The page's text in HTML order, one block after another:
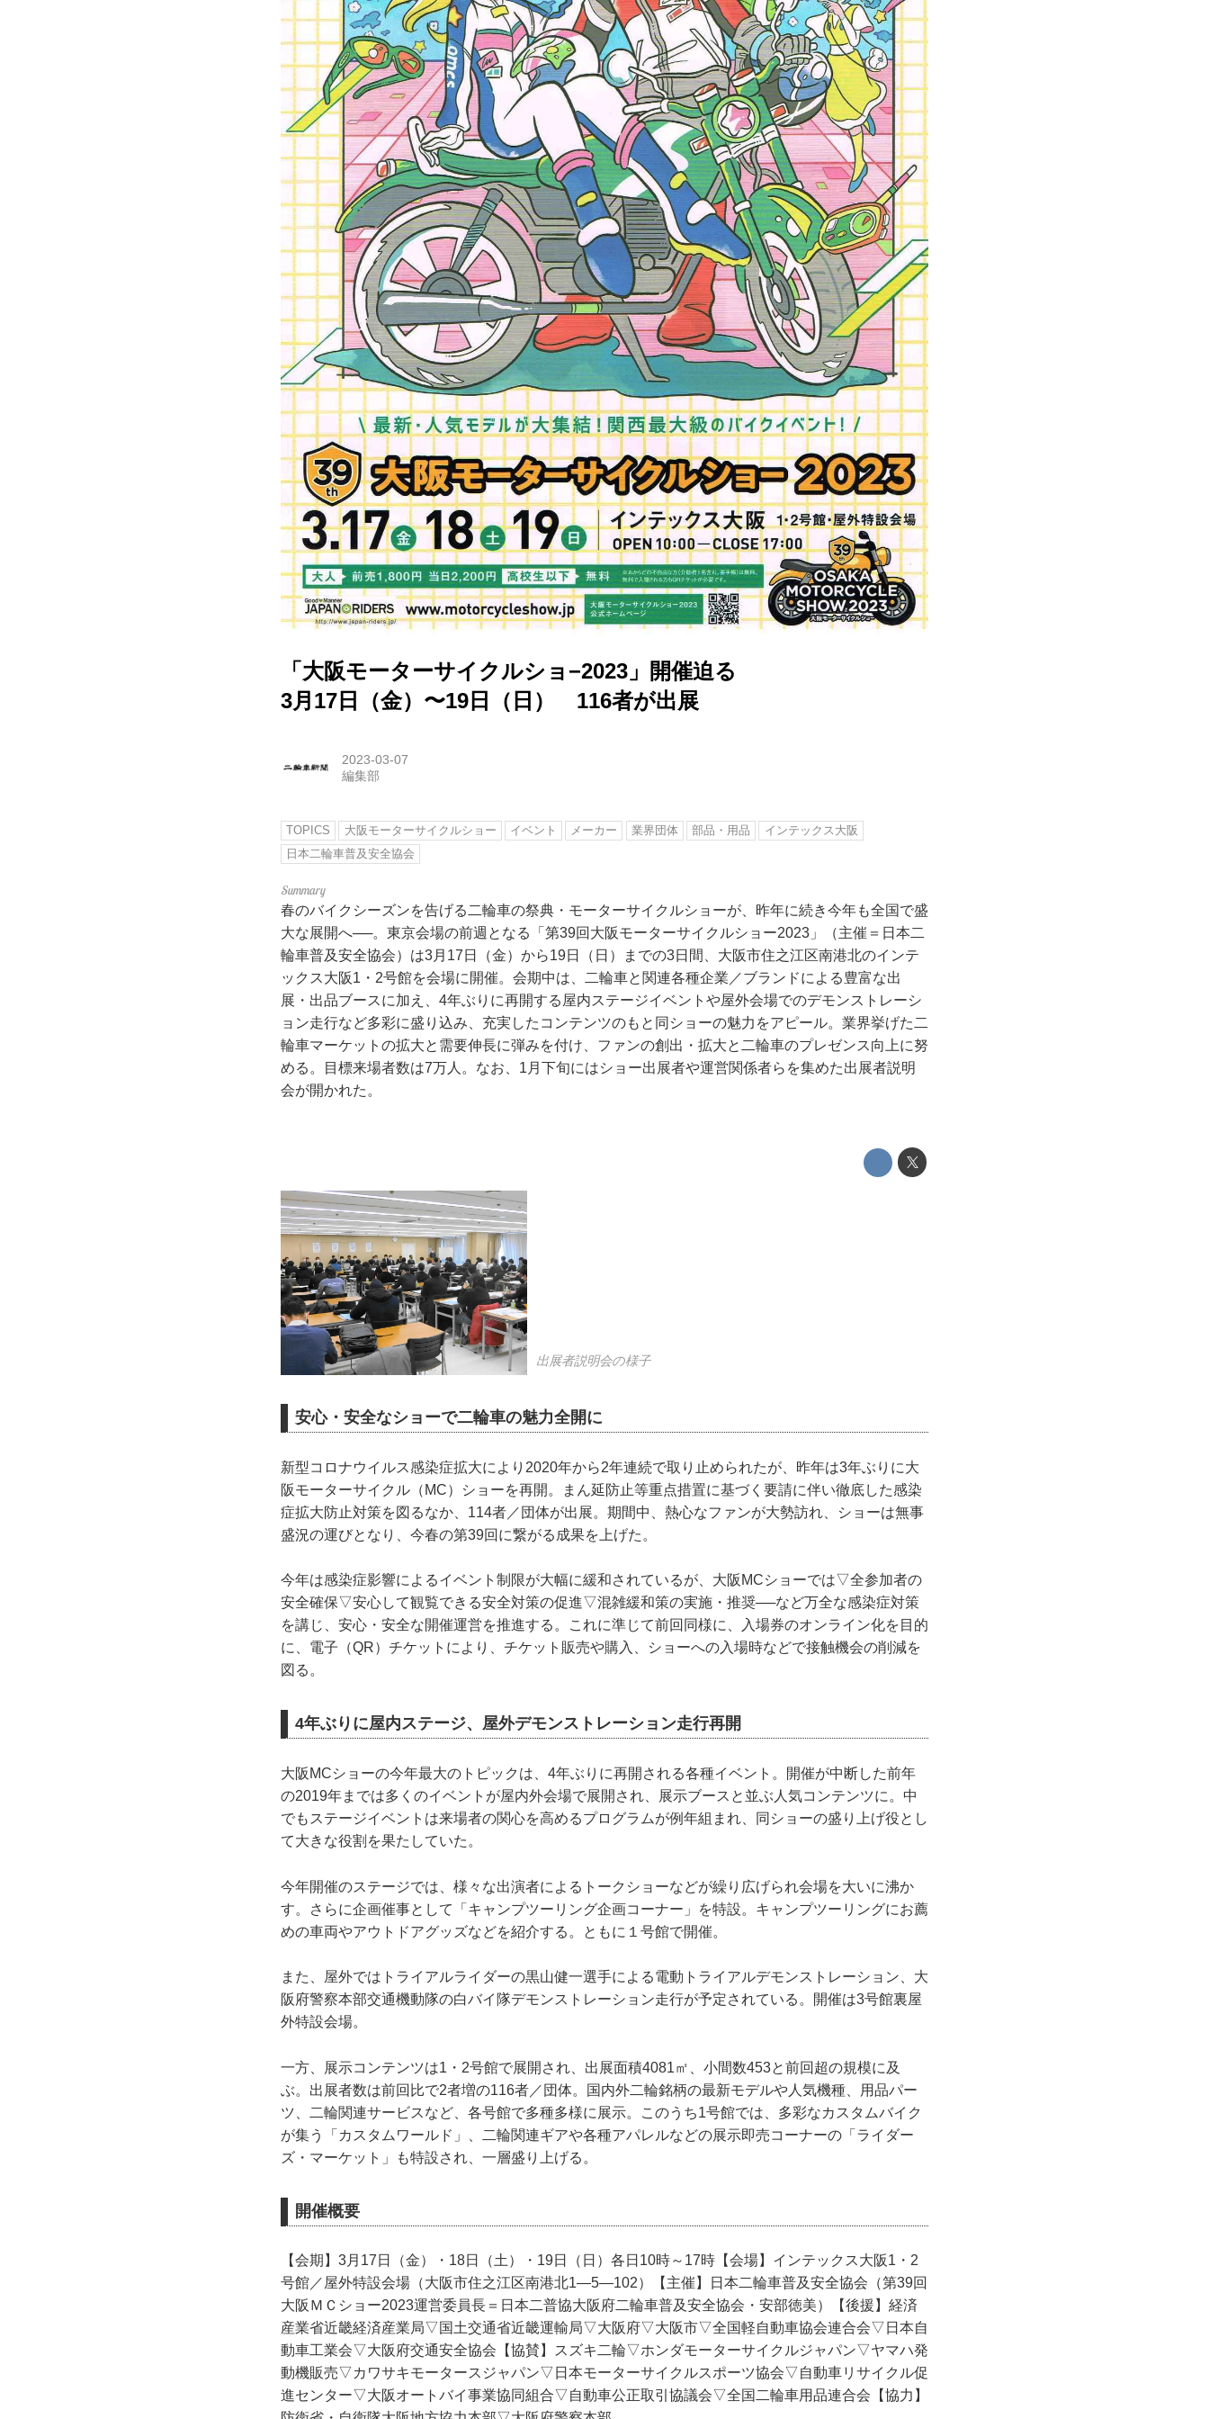
「大阪モーターサイクルショ−2023」開催迫る
3月17日（金）〜19日（日） 116者が出展
2023-03-07
編集部
TOPICS 大阪モーターサイクルショー イベント メーカー 業界団体 部品・用品
インテックス大阪
日本二輪車普及安全協会
春のバイクシーズンを告げる二輪車の祭典・モーターサイクルショーが、昨年に続き今年も全国で盛
大な展開へ──。東京会場の前週となる「第39回大阪モーターサイクルショー2023」（主催＝日本二
輪車普及安全協会）は3月17日（金）から19日（日）までの3日間、大阪市住之江区南港北のインテ
ックス大阪1・2号館を会場に開催。会期中は、二輪車と関連各種企業／ブランドによる豊富な出
展・出品ブースに加え、4年ぶりに再開する屋内ステージイベントや屋外会場でのデモンストレーシ
ョン走行など多彩に盛り込み、充実したコンテンツのもと同ショーの魅力をアピール。業界挙げた二
輪車マーケットの拡大と需要伸長に弾みを付け、ファンの創出・拡大と二輪車のプレゼンス向上に努
める。目標来場者数は7万人。なお、1月下旬にはショー出展者や運営関係者らを集めた出展者説明
会が開かれた。
出展者説明会の様子
安心・安全なショーで二輪車の魅力全開に
新型コロナウイルス感染症拡大により2020年から2年連続で取り止められたが、昨年は3年ぶりに大
阪モーターサイクル（MC）ショーを再開。まん延防止等重点措置に基づく要請に伴い徹底した感染
症拡大防止対策を図るなか、114者／団体が出展。期間中、熱心なファンが大勢訪れ、ショーは無事
盛況の運びとなり、今春の第39回に繋がる成果を上げた。
今年は感染症影響によるイベント制限が大幅に緩和されているが、大阪MCショーでは▽全参加者の
安全確保▽安心して観覧できる安全対策の促進▽混雑緩和策の実施・推奨──など万全な感染症対策
を講じ、安心・安全な開催運営を推進する。これに準じて前回同様に、入場券のオンライン化を目的
に、電子（QR）チケットにより、チケット販売や購入、ショーへの入場時などで接触機会の削減を
図る。
4年ぶりに屋内ステージ、屋外デモンストレーション走行再開
大阪MCショーの今年最大のトピックは、4年ぶりに再開される各種イベント。開催が中断した前年
の2019年までは多くのイベントが屋内外会場で展開され、展示ブースと並ぶ人気コンテンツに。中
でもステージイベントは来場者の関心を高めるプログラムが例年組まれ、同ショーの盛り上げ役とし
て大きな役割を果たしていた。
今年開催のステージでは、様々な出演者によるトークショーなどが繰り広げられ会場を大いに沸か
す。さらに企画催事として「キャンプツーリング企画コーナー」を特設。キャンプツーリングにお薦
めの車両やアウトドアグッズなどを紹介する。ともに１号館で開催。
また、屋外ではトライアルライダーの黒山健一選手による電動トライアルデモンストレーション、大
阪府警察本部交通機動隊の白バイ隊デモンストレーション走行が予定されている。開催は3号館裏屋
外特設会場。
一方、展示コンテンツは1・2号館で展開され、出展面積4081㎡、小間数453と前回超の規模に及
ぶ。出展者数は前回比で2者増の116者／団体。国内外二輪銘柄の最新モデルや人気機種、用品パー
ツ、二輪関連サービスなど、各号館で多種多様に展示。このうち1号館では、多彩なカスタムバイク
が集う「カスタムワールド」、二輪関連ギアや各種アパレルなどの展示即売コーナーの「ライダー
ズ・マーケット」も特設され、一層盛り上げる。
開催概要
【会期】3月17日（金）・18日（土）・19日（日）各日10時～17時【会場】インテックス大阪1・2
号館／屋外特設会場（大阪市住之江区南港北1—5—102）【主催】日本二輪車普及安全協会（第39回
大阪ＭＣショー2023運営委員長＝日本二普協大阪府二輪車普及安全協会・安部徳美）【後援】経済
産業省近畿経済産業局▽国土交通省近畿運輸局▽大阪府▽大阪市▽全国軽自動車協会連合会▽日本自
動車工業会▽大阪府交通安全協会【協賛】スズキ二輪▽ホンダモーターサイクルジャパン▽ヤマハ発
動機販売▽カワサキモータースジャパン▽日本モーターサイクルスポーツ協会▽自動車リサイクル促
進センター▽大阪オートバイ事業協同組合▽自動車公正取引協議会▽全国二輪車用品連合会【協力】